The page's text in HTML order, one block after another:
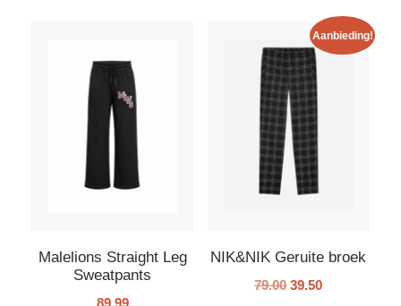
Malelions Straight Leg
Sweatpants
89.99
Aanbieding!
NIK&NIK Geruite broek
79.00 39.50